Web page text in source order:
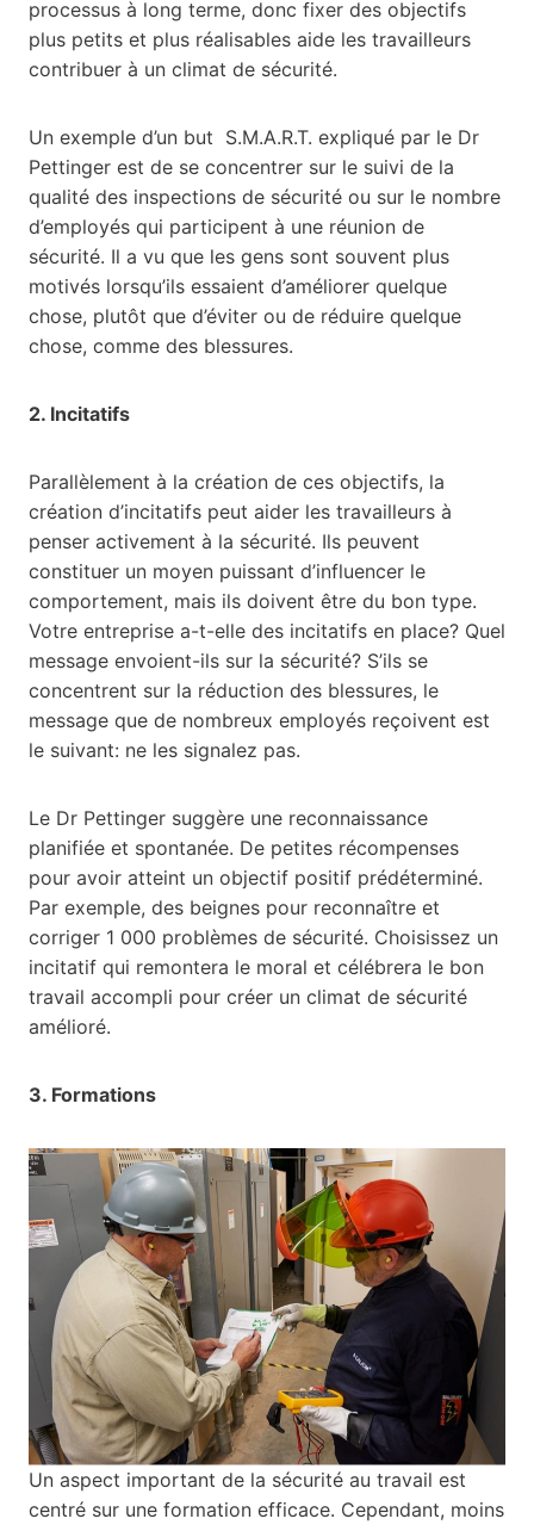
processus à long terme, donc fixer des objectifs
plus petits et plus réalisables aide les travailleurs
contribuer à un climat de sécurité.
Un exemple d’un but S.M.A.R.T. expliqué par le Dr
Pettinger est de se concentrer sur le suivi de la
qualité des inspections de sécurité ou sur le nombre
d’employés qui participent à une réunion de
sécurité. Il a vu que les gens sont souvent plus
motivés lorsqu’ils essaient d’améliorer quelque
chose, plutôt que d’éviter ou de réduire quelque
chose, comme des blessures.
2. Incitatifs
Parallèlement à la création de ces objectifs, la
création d’incitatifs peut aider les travailleurs à
penser activement à la sécurité. Ils peuvent
constituer un moyen puissant d’influencer le
comportement, mais ils doivent être du bon type.
Votre entreprise a-t-elle des incitatifs en place? Quel
message envoient-ils sur la sécurité? S’ils se
concentrent sur la réduction des blessures, le
message que de nombreux employés reçoivent est
le suivant: ne les signalez pas.
Le Dr Pettinger suggère une reconnaissance
planifiée et spontanée. De petites récompenses
pour avoir atteint un objectif positif prédéterminé.
Par exemple, des beignes pour reconnaître et
corriger 1 000 problèmes de sécurité. Choisissez un
incitatif qui remontera le moral et célébrera le bon
travail accompli pour créer un climat de sécurité
amélioré.
3. Formations
Un aspect important de la sécurité au travail est
centré sur une formation efficace. Cependant, moins